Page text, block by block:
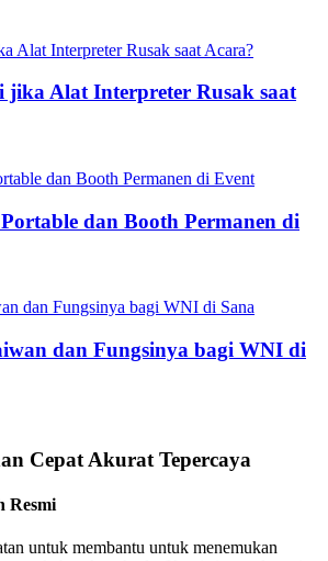
jika Alat Interpreter Rusak saat
dan Booth Permanen di
dan Fungsinya bagi WNI di
Cepat Akurat Tepercaya
Resmi
untuk membantu untuk menemukan